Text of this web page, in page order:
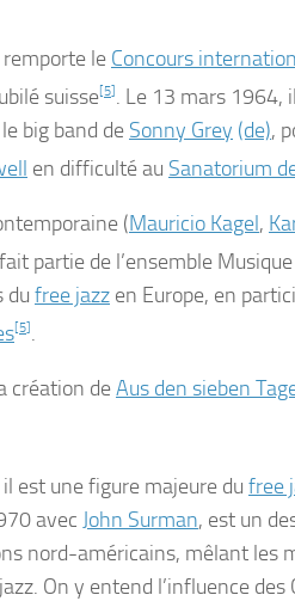
le Concours
suisse[5] . Le 13 mars 1964,
big band de Sonny Grey (de),
en difficulté au Sanatorium
(Mauricio Kagel,
partie de l’ensemble
du free jazz en Europe, en
[5] .
création deAus den sieben
est une figure majeure du free
avec John Surman, est un
nord-américains, mêlant les
On y entend l’influence des